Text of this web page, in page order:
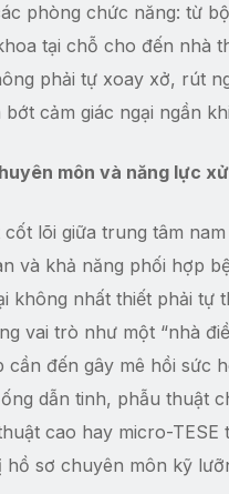
phòng chức năng: từ
tại chỗ cho đến nhà
phải tự xoay xở, rút
cảm giác ngại ngần
môn và năng lực
lõi giữa trung tâm
và khả năng phối hợp
không nhất thiết phải
vai trò như một “nhà
cần đến gây mê hồi sức
dẫn tinh, phẫu thuật
cao hay micro-
hồ sơ chuyên môn kỹ